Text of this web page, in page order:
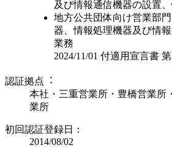
及び情報通信機器の設置
地方公共団体向け営業部
器、情報処理機器及び情
業務
2024/11/01 付適用宣言書
認証拠点︓
本社・三重営業所・豊橋営業所
業所
初回認証登録日：
2014/08/02